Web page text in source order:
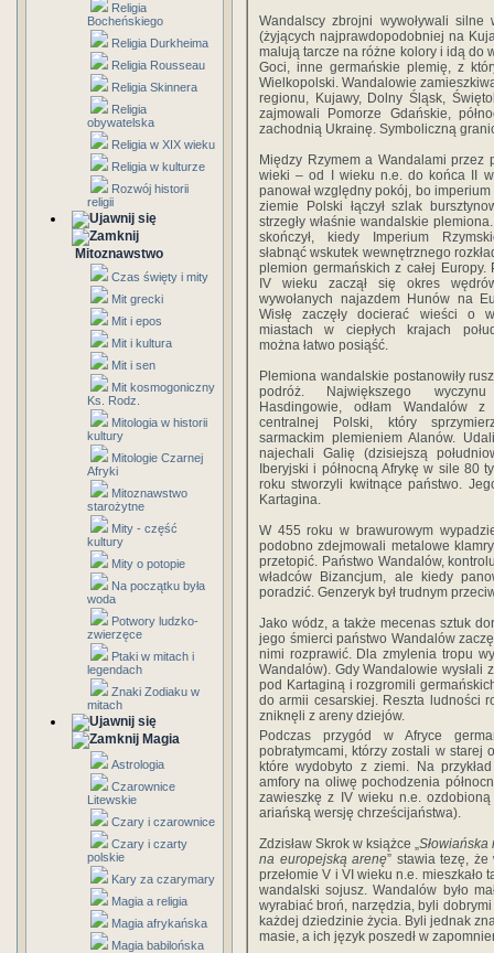
Religia
Bocheńskiego
Religia Durkheima
Religia Rousseau
Religia Skinnera
Religia
obywatelska
Religia w XIX wieku
Religia w kulturze
Rozwój historii
religii
Mitoznawstwo
Czas święty i mity
Mit grecki
Mit i epos
Mit i kultura
Mit i sen
Mit kosmogoniczny
Ks. Rodz.
Mitologia w historii
kultury
Mitologie Czarnej
Afryki
Mitoznawstwo
starożytne
Mity - część
kultury
Mity o potopie
Na początku była
woda
Potwory ludzko-
zwierzęce
Ptaki w mitach i
legendach
Znaki Zodiaku w
mitach
Magia
Astrologia
Czarownice
Litewskie
Czary i czarownice
Czary i czarty
polskie
Kary za czarymary
Magia a religia
Magia afrykańska
Magia babilońska
Wandalscy zbrojni wywoływali
(żyjących najprawdopodobniej na
malują tarcze na różne kolory i idą do
Goci, inne germańskie plemię, z
Wielkopolski. Wandalowie
regionu, Kujawy, Dolny Śląsk,
zajmowali Pomorze Gdańskie,
zachodnią Ukrainę. Symboliczną
Między Rzymem a Wandalami przez
wieki – od I wieku n.e. do końca II
panował względny pokój, bo
ziemie Polski łączył szlak
strzegły właśnie wandalskie
skończył, kiedy Imperium
słabnąć wskutek wewnętrznego
plemion germańskich z całej Europy.
IV wieku zaczął się okres
wywołanych najazdem Hunów na
Wisłę zaczęły docierać wieści o
miastach w ciepłych krajach
można łatwo posiąść.
Plemiona wandalskie postanowiły
podróż. Największego
Hasdingowie, odłam Wandalów z
centralnej Polski, który
sarmackim plemieniem Alanów.
najechali Galię (dzisiejszą
Iberyjski i północną Afrykę w sile 80
roku stworzyli kwitnące państwo.
Kartagina.
W 455 roku w brawurowym
podobno zdejmowali metalowe
przetopić. Państwo Wandalów,
władców Bizancjum, ale kiedy
poradzić. Genzeryk był trudnym
Jako wódz, a także mecenas sztuk
jego śmierci państwo Wandalów
nimi rozprawić. Dla zmylenia tropu
Wandalów). Gdy Wandalowie wysłali
pod Kartaginą i rozgromili
do armii cesarskiej. Reszta ludności
zniknęli z areny dziejów.
Podczas przygód w Afryce
pobratymcami, którzy zostali w starej
które wydobyto z ziemi. Na
amfory na oliwę pochodzenia
zawieszkę z IV wieku n.e.
ariańską wersję chrześcijaństwa).
Zdzisław Skrok w książce „
na europejską arenę” stawia tezę, że
przełomie V i VI wieku n.e. mieszkało
wandalski sojusz. Wandalów było
wyrabiać broń, narzędzia, byli
każdej dziedzinie życia. Byli jednak
masie, a ich język poszedł w